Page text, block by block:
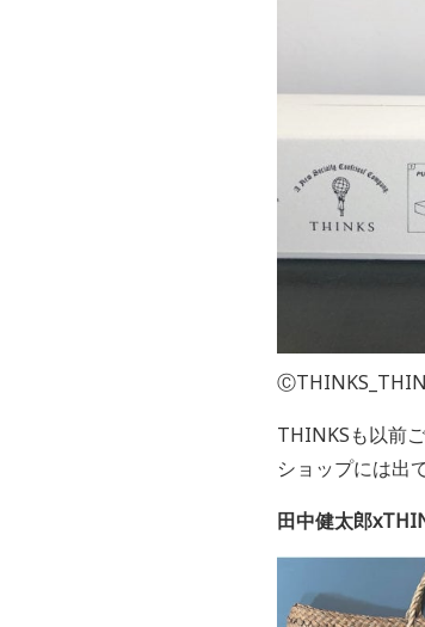
THINKSも以前
ショップには出
田中健太郎